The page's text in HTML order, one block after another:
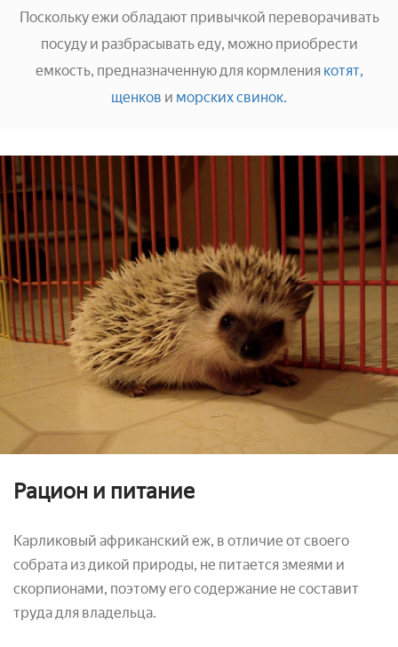
Поскольку ежи обладают привычкой переворачивать
посуду и разбрасывать еду, можно приобрести
емкость, предназначенную для кормления котят,
щенков и морских свинок.
Рацион и питание
Карликовый африканский еж, в отличие от своего
собрата из дикой природы, не питается змеями и
скорпионами, поэтому его содержание не составит
труда для владельца.